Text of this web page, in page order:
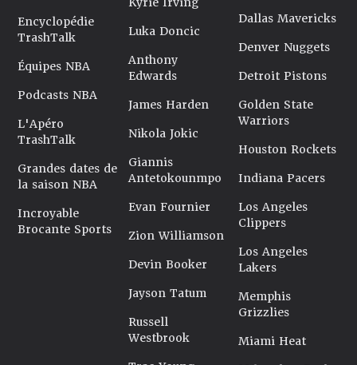
Encyclopédie
TrashTalk
Équipes NBA
Podcasts NBA
L'Apéro
TrashTalk
Grandes dates de
la saison NBA
Incroyable
Brocante Sports
Luka Doncic
Anthony
Edwards
James Harden
Nikola Jokic
Giannis
Antetokounmpo
Evan Fournier
Zion Williamson
Devin Booker
Jayson Tatum
Russell
Westbrook
Dallas Mavericks
Denver Nuggets
Detroit Pistons
Golden State
Warriors
Houston Rockets
Indiana Pacers
Los Angeles
Clippers
Los Angeles
Lakers
Memphis
Grizzlies
Miami Heat